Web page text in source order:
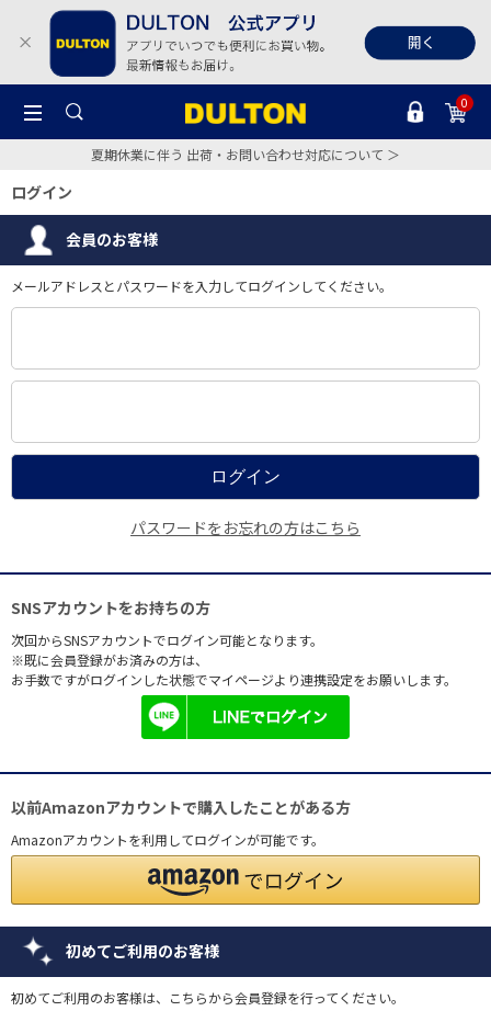
0
夏期休業に伴う 出荷・お問い合わせ対応について ＞
ログイン
会員のお客様
メールアドレスとパスワードを入力してログインしてください。
パスワードをお忘れの方はこちら
SNSアカウントをお持ちの方
次回からSNSアカウントでログイン可能となります。
※既に会員登録がお済みの方は、
お手数ですがログインした状態でマイページより連携設定をお願いします。
以前Amazonアカウントで購入したことがある方
Amazonアカウントを利用してログインが可能です。
初めてご利用のお客様
初めてご利用のお客様は、こちらから会員登録を行ってください。